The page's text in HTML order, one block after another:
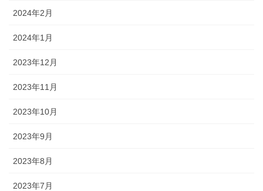
2024年2月
2024年1月
2023年12月
2023年11月
2023年10月
2023年9月
2023年8月
2023年7月